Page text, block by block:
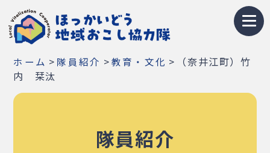
トップページ
地域おこし協力隊とは
ホーム > 隊員紹介 >教育・文化 >
（奈井江町）竹
内 栞汰
隊員紹介